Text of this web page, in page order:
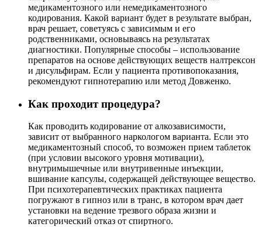
медикаментозного или немедикаментозного
кодирования. Какой вариант будет в результате выбран,
врач решает, советуясь с зависимым и его
родственниками, основываясь на результатах
диагностики. Популярные способы – использование
препаратов на основе действующих веществ налтрексон
и дисульфирам. Если у пациента противопоказания,
рекомендуют гипнотерапию или метод Довженко.
Как проходит процедура?
Как проводить кодирование от алкозависимости,
зависит от выбранного наркологом варианта. Если это
медикаментозный способ, то возможен прием таблеток
(при условии высокого уровня мотивации),
внутримышечные или внутривенные инъекции,
вшивание капсулы, содержащей действующее вещество.
При психотерапевтических практиках пациента
погружают в гипноз или в транс, в котором врач дает
установки на ведение трезвого образа жизни и
категорический отказ от спиртного.